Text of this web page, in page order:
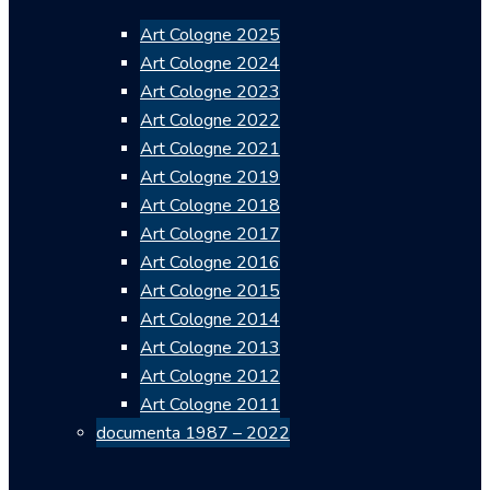
Art Cologne 2025
Art Cologne 2024
Art Cologne 2023
Art Cologne 2022
Art Cologne 2021
Art Cologne 2019
Art Cologne 2018
Art Cologne 2017
Art Cologne 2016
Art Cologne 2015
Art Cologne 2014
Art Cologne 2013
Art Cologne 2012
Art Cologne 2011
documenta 1987 – 2022